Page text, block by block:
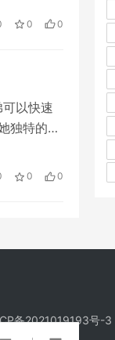
0 0
以快速
独特的才
过程，
0 0
备2021019193号-3